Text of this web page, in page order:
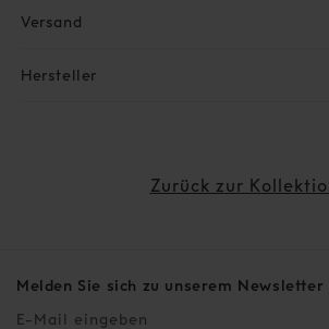
Versand
Hersteller
Zurück zur
Melden Sie sich zu unserem Newsletter
E-Mail eingeben